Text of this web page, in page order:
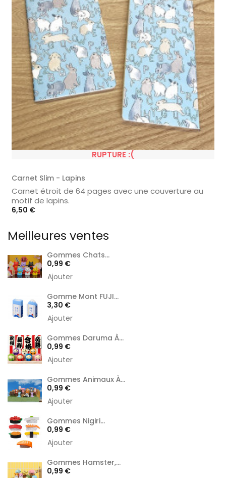
RUPTURE :(
Carnet Slim - Lapins
Carnet étroit de 64 pages avec une couverture au
motif de lapins.
Prix
6,50 €
Meilleures ventes
Gommes Chats...
Prix
0,99 €
Ajouter
Gomme Mont FUJI...
Prix
3,30 €
Ajouter
Gommes Daruma À...
Prix
0,99 €
Ajouter
Gommes Animaux À...
Prix
0,99 €
Ajouter
Gommes Nigiri...
Prix
0,99 €
Ajouter
Gommes Hamster,...
Prix
0,99 €